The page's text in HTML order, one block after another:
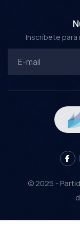
Inscríbete para
© 2025 -